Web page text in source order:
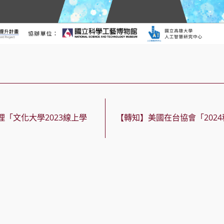
「文化大學2023線上學 【轉知】美國在台協會「